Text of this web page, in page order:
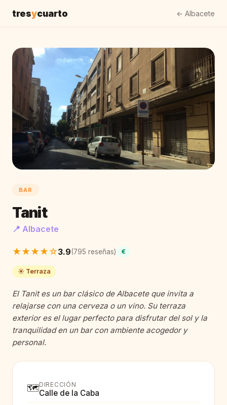
tresycuarto ← Albacete
BAR
Tanit
📍 Albacete
★★★★☆3.9(795 reseñas) €
☀️ Terraza
El Tanit es un bar clásico de Albacete que invita a
relajarse con una cerveza o un vino. Su terraza
exterior es el lugar perfecto para disfrutar del sol y la
tranquilidad en un bar con ambiente acogedor y
personal.
🗺️DIRECCIÓN
Calle de la Caba